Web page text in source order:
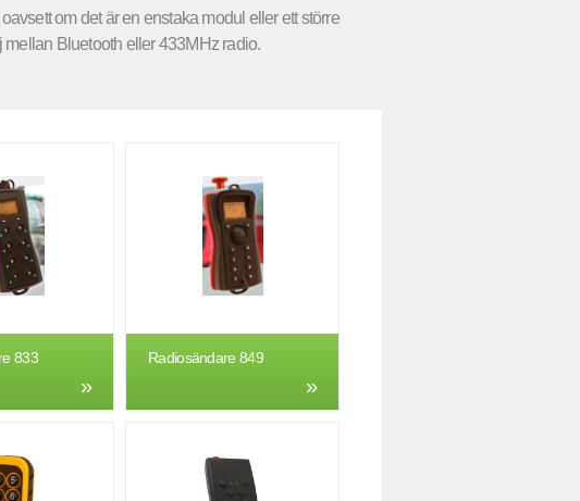
om det är en enstaka modul eller ett större
Bluetooth eller 433MHz radio.
833 Radiosändare 849